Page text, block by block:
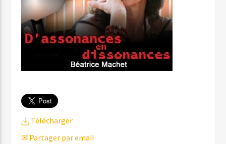
Télécharger
✉ Partager par email